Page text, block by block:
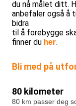
du nå målet ditt.
anbefaler også å
bidra
til å forebygge
finner du her.
Bli med på
80 kilometer
80 km passer deg